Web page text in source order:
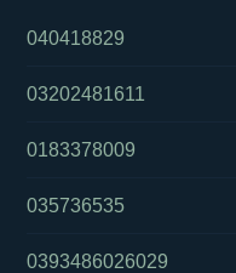
040418829
03202481611
0183378009
035736535
0393486026029